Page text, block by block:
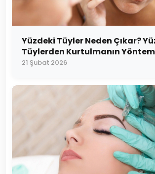
Yüzdeki Tüyler Neden Çıkar?
Tüylerden Kurtulmanın
21 Şubat 2026